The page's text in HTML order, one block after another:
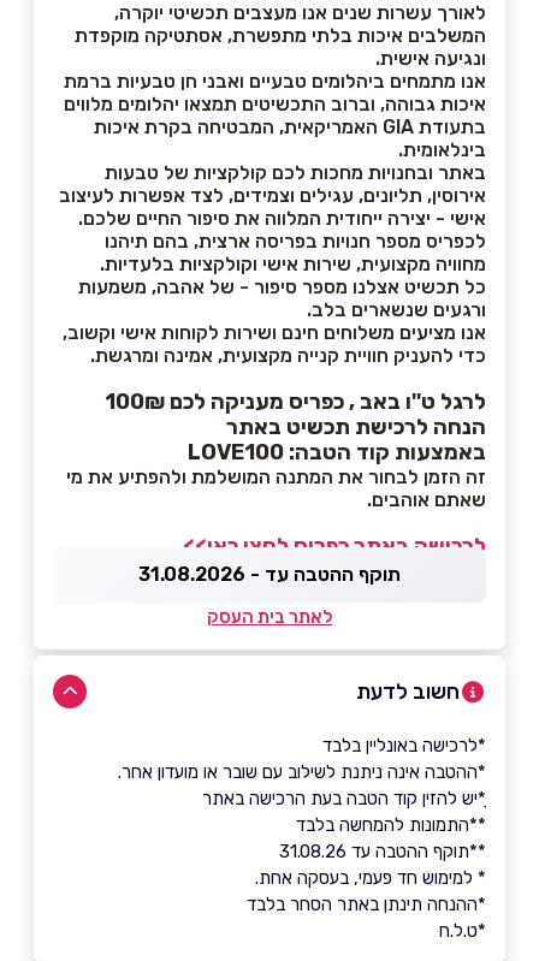
לאורך עשרות שנים אנו מעצבים תכשיטי יוקרה,
המשלבים איכות בלתי מתפשרת, אסתטיקה מוקפדת
ונגיעה אישית.
אנו מתמחים ביהלומים טבעיים ואבני חן טבעיות ברמת
איכות גבוהה, וברוב התכשיטים תמצאו יהלומים מלווים
בתעודת GIA האמריקאית, המבטיחה בקרת איכות
בינלאומית.
באתר ובחנויות מחכות לכם קולקציות של טבעות
אירוסין, תליונים, עגילים וצמידים, לצד אפשרות לעיצוב
אישי - יצירה ייחודית המלווה את סיפור החיים שלכם.
לכפריס מספר חנויות בפריסה ארצית, בהם תיהנו
מחוויה מקצועית, שירות אישי וקולקציות בלעדיות.
כל תכשיט אצלנו מספר סיפור - של אהבה, משמעות
ורגעים שנשארים בלב.
אנו מציעים משלוחים חינם ושירות לקוחות אישי וקשוב,
כדי להעניק חוויית קנייה מקצועית, אמינה ומרגשת.
לרגל ט''ו באב , כפריס מעניקה לכם 100₪
הנחה לרכישת תכשיט באתר
באמצעות קוד הטבה: LOVE100
זה הזמן לבחור את המתנה המושלמת ולהפתיע את מי
שאתם אוהבים.
לרכישה באתר כפריס לחצו כאן>>
תוקף ההטבה עד - 31.08.2026
לאתר בית העסק
חשוב לדעת
*לרכישה באונליין בלבד
*ההטבה אינה ניתנת לשילוב עם שובר או מועדון אחר.
ָ*יש להזין קוד הטבה בעת הרכישה באתר
**התמונות להמחשה בלבד
**תוקף ההטבה עד 31.08.26
* למימוש חד פעמי, בעסקה אחת.
*ההנחה תינתן באתר הסחר בלבד
*ט.ל.ח